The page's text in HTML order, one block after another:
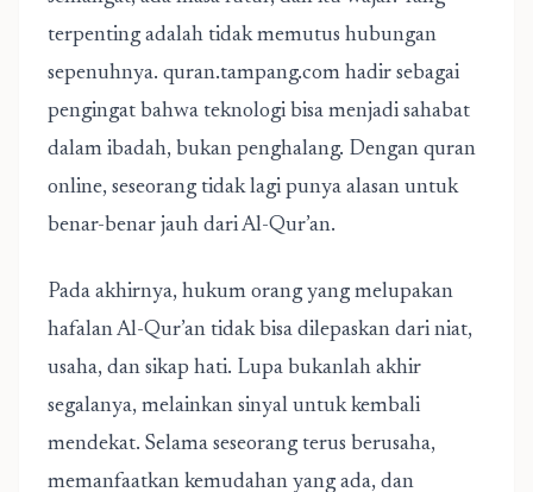
terpenting adalah tidak memutus hubungan
sepenuhnya. quran.tampang.com hadir sebagai
pengingat bahwa teknologi bisa menjadi sahabat
dalam ibadah, bukan penghalang. Dengan quran
online, seseorang tidak lagi punya alasan untuk
benar-benar jauh dari Al-Qur’an.
Pada akhirnya, hukum orang yang melupakan
hafalan Al-Qur’an tidak bisa dilepaskan dari niat,
usaha, dan sikap hati. Lupa bukanlah akhir
segalanya, melainkan sinyal untuk kembali
mendekat. Selama seseorang terus berusaha,
memanfaatkan kemudahan yang ada, dan